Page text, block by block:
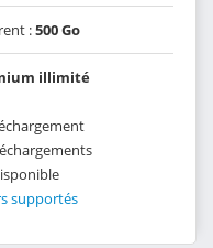
:500 Go
illimité
supportés